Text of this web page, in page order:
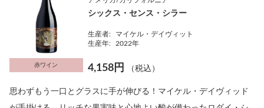
赤ワイン
シックス・センス・シラー
生産者:
マイケル・デイヴィット
生産年:
2022年
4,158円 （税込）
思わずもう一口とグラスに手が伸びる！マイケル・デイヴィッド